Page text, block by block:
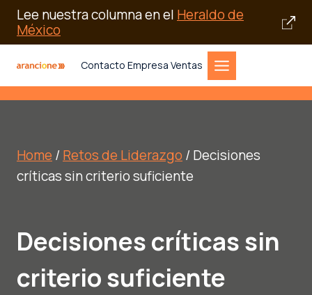
Lee nuestra columna en el Heraldo de
México
contenido
Contacto Empresa Ventas
Home / Retos de Liderazgo / Decisiones
críticas sin criterio suficiente
Decisiones críticas sin
criterio suficiente